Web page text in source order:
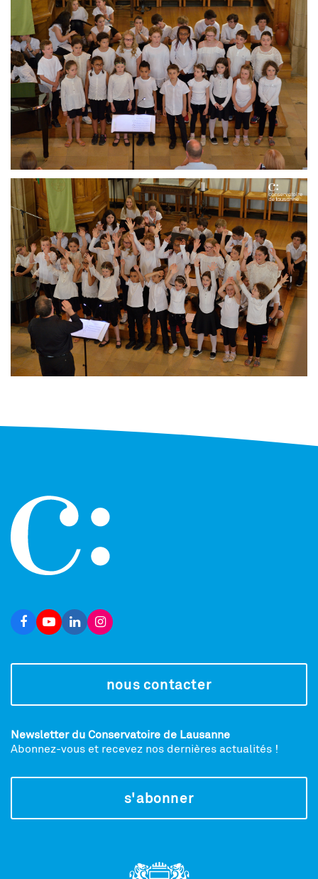
nous contacter
Newsletter du Conservatoire de Lausanne
Abonnez-vous et recevez nos dernières actualités !
s'abonner